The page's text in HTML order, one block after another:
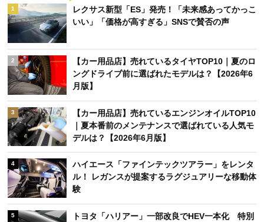
1
レクサス新型「ES」発売！「未来感あってかっこ
いい」「価格が高すぎる」SNSで賛否の声
2
【カー用品店】売れているタイヤTOP10｜夏のロ
ングドライブ前に選ばれたモデルは？【2026年6
月版】
3
【カー用品店】売れているエンジンオイルTOP10
｜夏本番前のメンテナンスで選ばれている人気モ
デルは？【2026年6月版】
4
ハイエース「ファインテックツアラー」をレンタ
ル！ レガンスが提案するラグジュアリーな移動体
験
5
トヨタ「ハリアー」一部改良でHEV一本化 特別